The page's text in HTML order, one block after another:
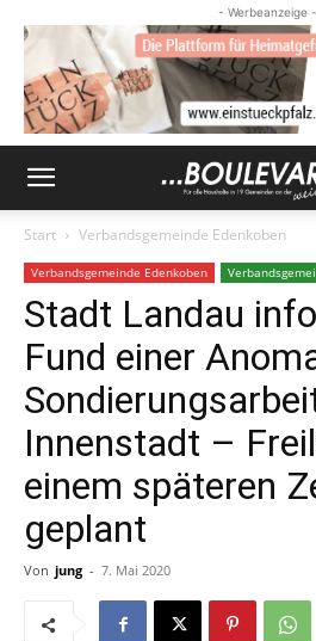
- Werbeanzeige -
Start Verbandsgemeinde Edenkoben
Verbandsgemeinde Edenkoben
Stadt Landau
Fund einer
Innenstadt –
einem späteren
geplant
Von jung - 7. Mai 2020